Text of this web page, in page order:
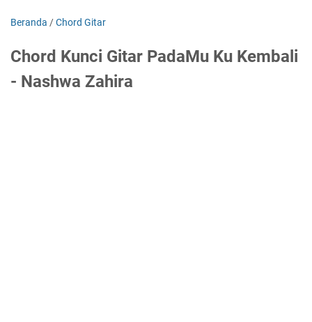
Beranda /Chord Gitar
Chord Kunci Gitar PadaMu Ku Kembali
- Nashwa Zahira